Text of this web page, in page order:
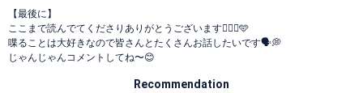
【最後に】
ここまで読んでてくださりありがとうございます🙇🏻‍♀️️🩵
喋ることは大好きなので皆さんとたくさんお話したいです🗣💭
じゃんじゃんコメントしてね〜😊
Recommendation